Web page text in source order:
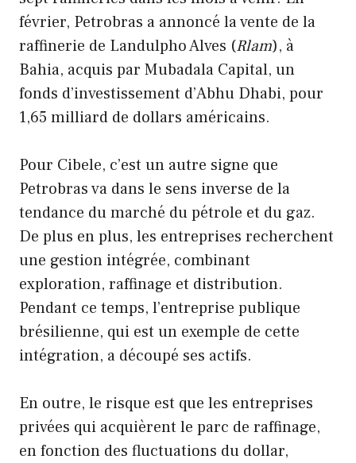
février, Petrobras a annoncé la vente de la
raffinerie de Landulpho Alves (Rlam), à
Bahia, acquis par Mubadala Capital, un
fonds d’investissement d’Abhu Dhabi, pour
1,65 milliard de dollars américains.
Pour Cibele, c’est un autre signe que
Petrobras va dans le sens inverse de la
tendance du marché du pétrole et du gaz.
De plus en plus, les entreprises recherchent
une gestion intégrée, combinant
exploration, raffinage et distribution.
Pendant ce temps, l’entreprise publique
brésilienne, qui est un exemple de cette
intégration, a découpé ses actifs.
En outre, le risque est que les entreprises
privées qui acquièrent le parc de raffinage,
en fonction des fluctuations du dollar,